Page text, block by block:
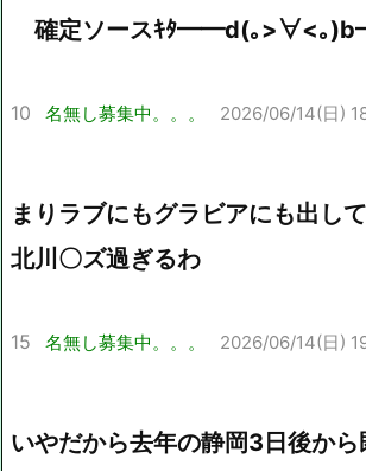
確定ソースｷﾀ━━d(｡>∀<｡
10 名無し募集中。。。 2026/06/14(日)
まりラブにもグラビアにも出し
北川〇ズ過ぎるわ
15 名無し募集中。。。 2026/06/14(日)
いやだから去年の静岡3日後から